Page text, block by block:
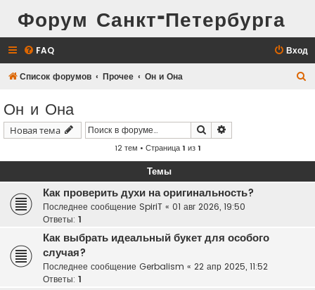
Форум Санкт-Петербурга
FAQ Вход
Список форумов Прочее Он и Она
Он и Она
Новая тема Поиск
12 тем • Страница1 из1
Темы
Как проверить духи на оригинальность?
Последнее сообщение SpiriT « 01 авг 2026, 19:50
Ответы: 1
Как выбрать идеальный букет для особого
случая?
Последнее сообщение Gerbalism « 22 апр 2025, 11:52
Ответы: 1